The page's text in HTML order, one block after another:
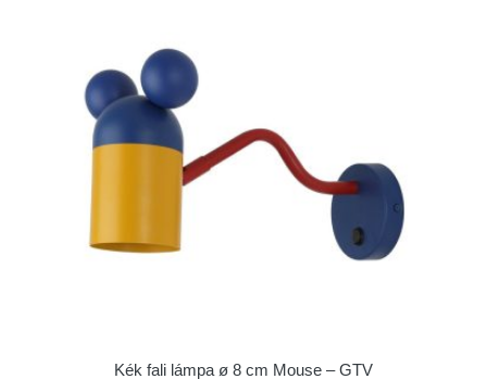
Kék fali lámpa ø 8 cm Mouse – GTV